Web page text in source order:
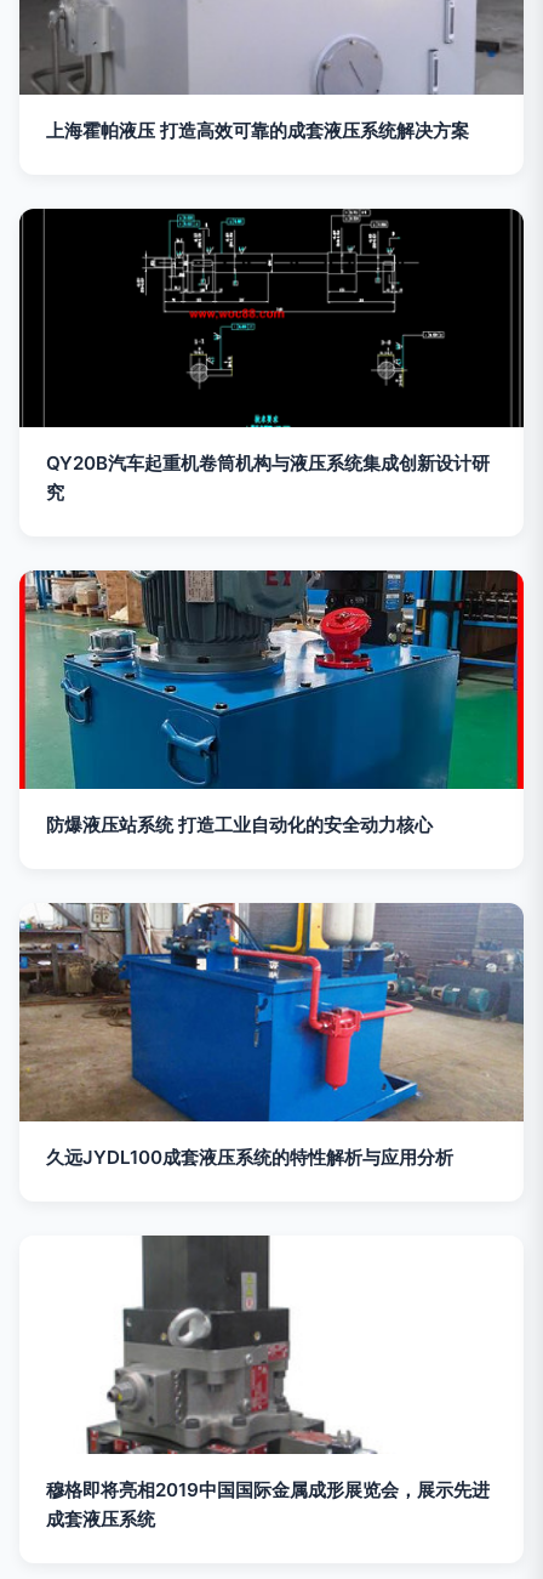
上海霍帕液压 打造高效可靠的成套液压系统解决方案
QY20B汽车起重机卷筒机构与液压系统集成创新设计研
究
防爆液压站系统 打造工业自动化的安全动力核心
久远JYDL100成套液压系统的特性解析与应用分析
穆格即将亮相2019中国国际金属成形展览会，展示先进
成套液压系统